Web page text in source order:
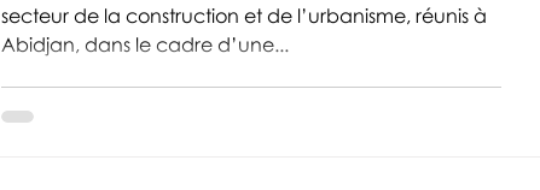
secteur de la construction et de l’urbanisme, réunis à
Abidjan, dans le cadre d’une...